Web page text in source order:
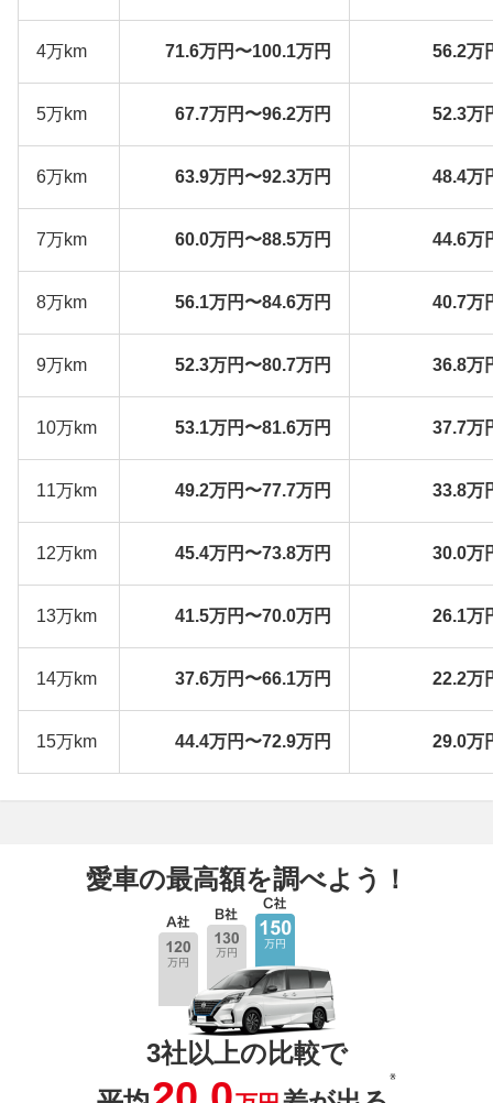
4万km 71.6万円〜100.1万円 56.2万
5万km 67.7万円〜96.2万円 52.3万
6万km 63.9万円〜92.3万円 48.4万
7万km 60.0万円〜88.5万円 44.6万
8万km 56.1万円〜84.6万円 40.7万
9万km 52.3万円〜80.7万円 36.8万
10万km 53.1万円〜81.6万円 37.7万
11万km 49.2万円〜77.7万円 33.8万
12万km 45.4万円〜73.8万円 30.0万
13万km 41.5万円〜70.0万円 26.1万
14万km 37.6万円〜66.1万円 22.2万
15万km 44.4万円〜72.9万円 29.0万
愛車の最高額を調べよう！
3社以上の比較で
※